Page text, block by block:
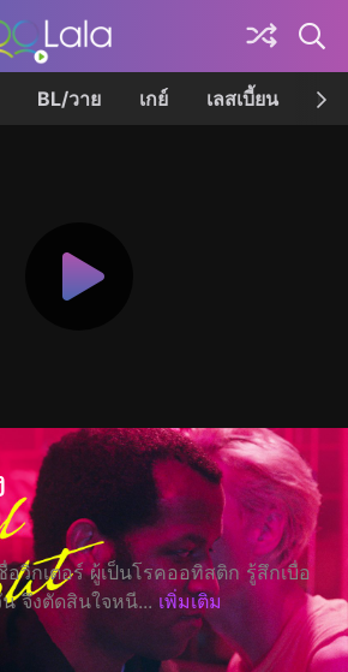
BL/วาย เกย์ เลสเบี้ยน เค
วิกเตอร์ ผู้เป็นโรคออทิสติก รู้สึกเบื่อ
จึงตัดสินใจหนี... เพิ่มเติม